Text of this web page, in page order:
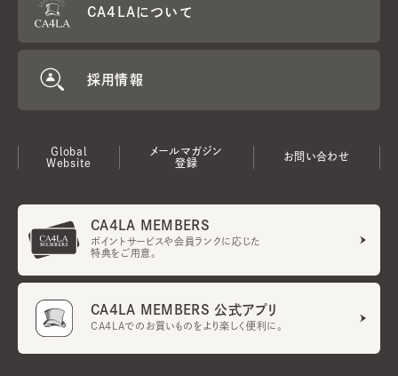
CA4LAについて
採用情報
Global
Website
メールマガジン
登録
お問い合わせ
CA4LA MEMBERS
ポイントサービスや会員ランクに応じた
特典をご用意。
CA4LA MEMBERS 公式アプリ
CA4LAでのお買いものをより楽しく便利に。